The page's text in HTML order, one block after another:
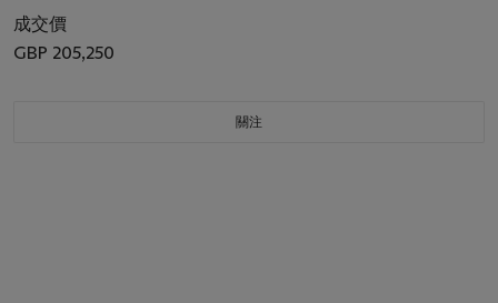
成交價
GBP 205,250
關注